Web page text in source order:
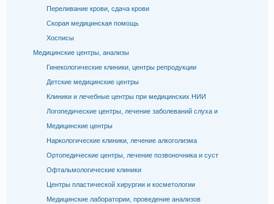
Переливание крови, сдача крови
Скорая медицинская помощь
Хосписы
Медицинские центры, анализы
Гинекологические клиники, центры репродукции
Детские медицинские центры
Клиники и лечебные центры при медицинских НИИ
Логопедические центры, лечение заболеваний слуха и
Медицинские центры
Наркологические клиники, лечение алкоголизма
Ортопедические центры, лечение позвоночника и суст
Офтальмологические клиники
Центры пластической хирургии и косметологии
Медицинские лаборатории, проведение анализов